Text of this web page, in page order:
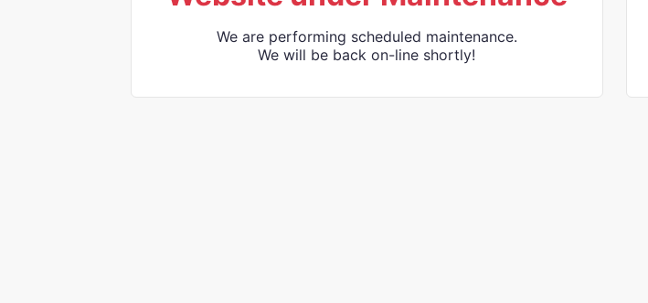
We are performing scheduled maintenance.
We will be back on-line shortly!